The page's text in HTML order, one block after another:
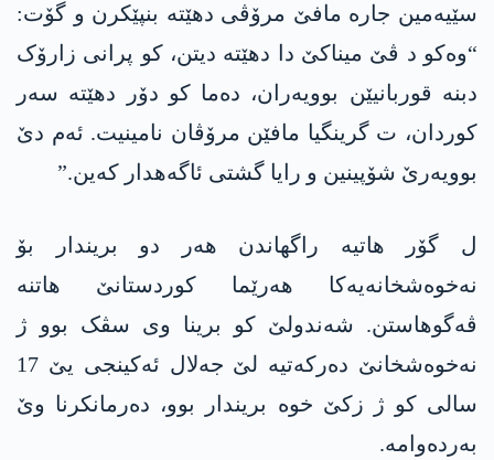
سێیەمین جارە مافێ مرۆڤی دهێتە بنپێکرن و گۆت:
“وەکو د ڤێ میناکێ دا دهێتە دیتن، کو پرانی زارۆک
دبنە قوربانیێن بوویەران، دەما کو دۆر دهێتە سەر
کوردان، ت گرینگیا مافێن مرۆڤان نامینیت. ئەم دێ
بوویەرێ شۆپینین و رایا گشتی ئاگەھدار کەین.”
ل گۆر ھاتیە راگهاندن ھەر دو بریندار بۆ
نەخوەشخانەیەکا ھەرێما کوردستانێ ھاتنە
ڤەگوھاستن. شەندولێ کو برینا وی سڤک بوو ژ
نەخوەشخانێ دەرکەتیە لێ جەلال ئەکینجی یێ 17
سالی کو ژ زکێ خوە بریندار بوو، دەرمانکرنا وێ
بەردەوامە.